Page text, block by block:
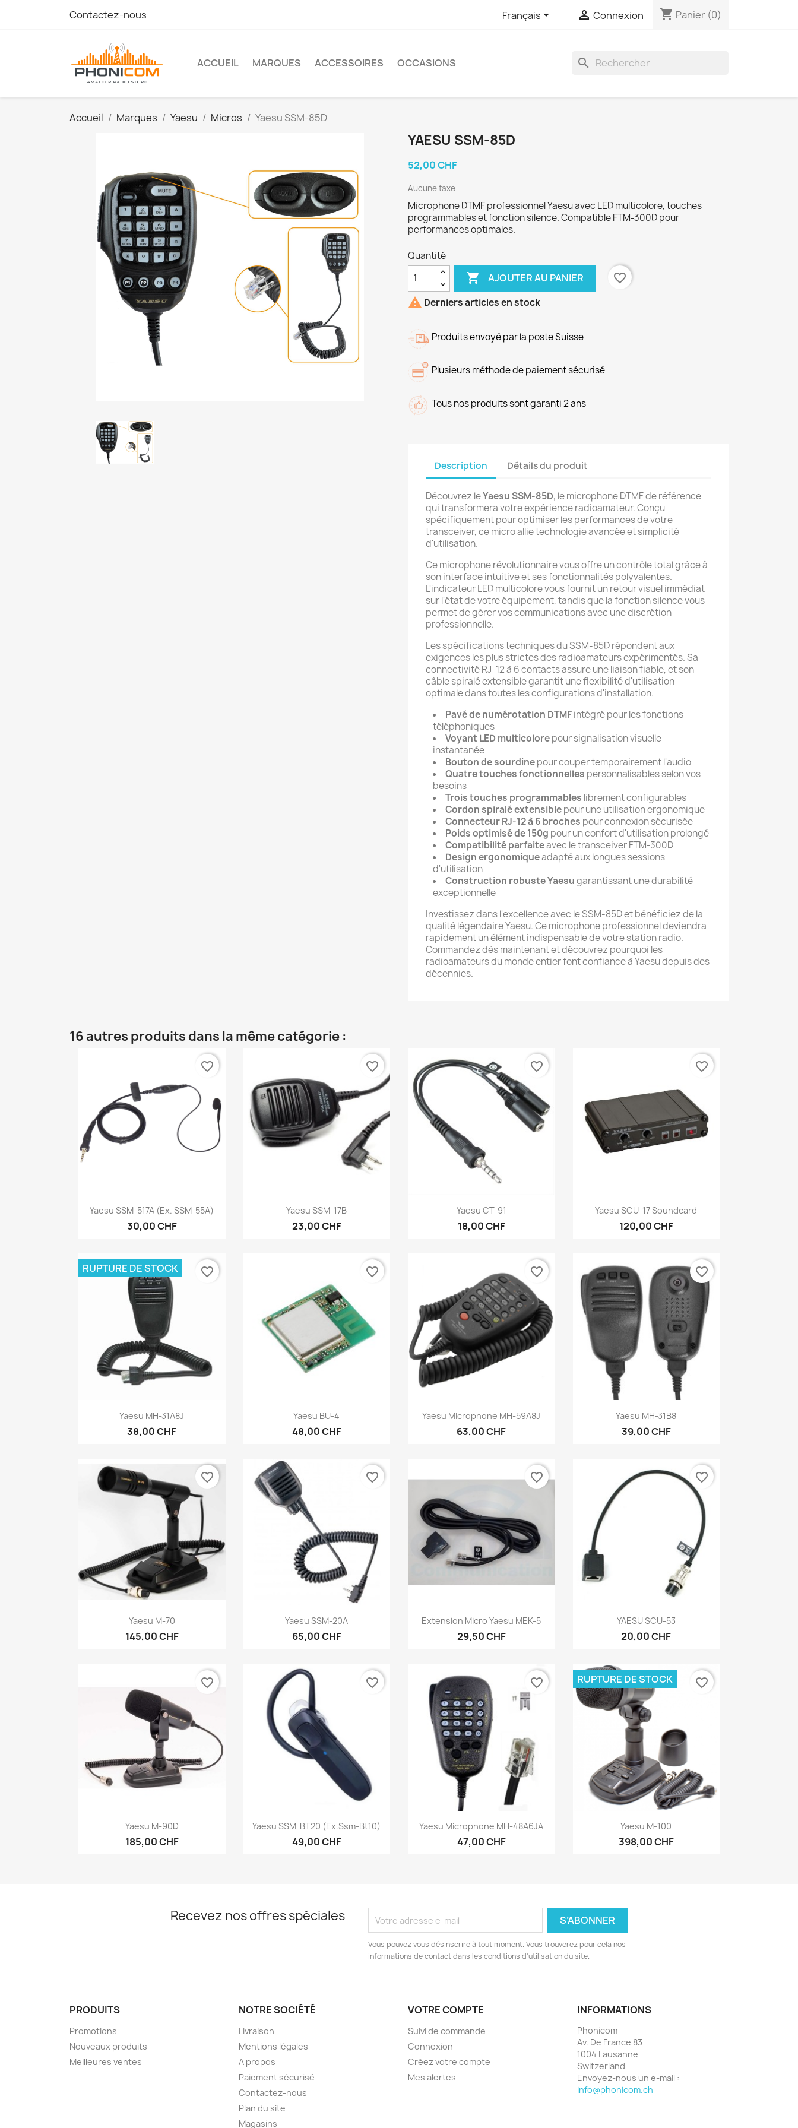
Contactez-nous Français  Connexion shopping_cart Panier (0)
ACCUEIL MARQUES ACCESSOIRES OCCASIONS search
Accueil Marques Yaesu Micros Yaesu SSM-85D
YAESU SSM-85D
52,00 CHF
Aucune taxe
Microphone DTMF professionnel Yaesu avec LED multicolore, touches
programmables et fonction silence. Compatible FTM-300D pour
performances optimales.
Quantité
 AJOUTER AU PANIER
favorite_border
 Derniers articles en stock
Produits envoyé par la poste Suisse
Plusieurs méthode de paiement sécurisé
Tous nos produits sont garanti 2 ans
Description Détails du produit
Découvrez leYaesu SSM-85D, le microphone DTMF de référence
qui transformera votre expérience radioamateur. Conçu
spécifiquement pour optimiser les performances de votre
transceiver, ce micro allie technologie avancée et simplicité
d'utilisation.
Ce microphone révolutionnaire vous offre un contrôle total grâce à
son interface intuitive et ses fonctionnalités polyvalentes.
L'indicateur LED multicolore vous fournit un retour visuel immédiat
sur l'état de votre équipement, tandis que la fonction silence vous
permet de gérer vos communications avec une discrétion
professionnelle.
Les spécifications techniques du SSM-85D répondent aux
exigences les plus strictes des radioamateurs expérimentés. Sa
connectivité RJ-12 à 6 contacts assure une liaison fiable, et son
câble spiralé extensible garantit une flexibilité d'utilisation
optimale dans toutes les configurations d'installation.
Pavé de numérotation DTMFintégré pour les fonctions
téléphoniques
Voyant LED multicolorepour signalisation visuelle
instantanée
Bouton de sourdinepour couper temporairement l'audio
Quatre touches fonctionnelles personnalisables selon vos
besoins
Trois touches programmables librement configurables
Cordon spiralé extensiblepour une utilisation ergonomique
Connecteur RJ-12 à 6 broches pour connexion sécurisée
Poids optimisé de 150g pour un confort d'utilisation prolongé
Compatibilité parfaiteavec le transceiver FTM-300D
Design ergonomiqueadapté aux longues sessions
d'utilisation
Construction robuste Yaesugarantissant une durabilité
exceptionnelle
Investissez dans l'excellence avec le SSM-85D et bénéficiez de la
qualité légendaire Yaesu. Ce microphone professionnel deviendra
rapidement un élément indispensable de votre station radio.
Commandez dès maintenant et découvrez pourquoi les
radioamateurs du monde entier font confiance à Yaesu depuis des
décennies.
16 autres produits dans la même catégorie :
Aperçu rapide
Yaesu SSM-517A (ex. SSM-55A)
30,00 CHF
favorite_border
Aperçu rapide
Yaesu SSM-17B
23,00 CHF
favorite_border
Aperçu rapide
Yaesu CT-91
18,00 CHF
favorite_border
 Aperçu rapide
Yaesu SCU-17 Soundcard
120,00 CHF
favorite_border
Aperçu rapide
Yaesu MH-31A8J
38,00 CHF
RUPTURE DE STOCK favorite_border
Aperçu rapide
Yaesu BU-4
48,00 CHF
favorite_border
Aperçu rapide
Yaesu Microphone MH-59A8J
63,00 CHF
favorite_border
Aperçu rapide
Yaesu MH-31B8
39,00 CHF
favorite_border
Aperçu rapide
Yaesu M-70
145,00 CHF
favorite_border
Aperçu rapide
Yaesu SSM-20A
65,00 CHF
favorite_border
Aperçu rapide
Extension Micro Yaesu MEK-5
29,50 CHF
favorite_border
Aperçu rapide
YAESU SCU-53
20,00 CHF
favorite_border
Aperçu rapide
Yaesu M-90D
185,00 CHF
favorite_border
Aperçu rapide
Yaesu SSM-BT20 (ex.ssm-Bt10)
49,00 CHF
favorite_border
Aperçu rapide
Yaesu Microphone MH-48A6JA
47,00 CHF
favorite_border
Aperçu rapide
Yaesu M-100
398,00 CHF
RUPTURE DE STOCK favorite_border
Recevez nos offres spéciales
Vous pouvez vous désinscrire à tout moment. Vous trouverez pour cela nos
informations de contact dans les conditions d'utilisation du site.
PRODUITS
Promotions
Nouveaux produits
Meilleures ventes
NOTRE SOCIÉTÉ
Livraison
Mentions légales
A propos
Paiement sécurisé
Contactez-nous
Plan du site
Magasins
VOTRE COMPTE
Suivi de commande
Connexion
Créez votre compte
Mes alertes
INFORMATIONS
Phonicom
Av. De France 83
1004 Lausanne
Switzerland
Envoyez-nous un e-mail :
info@phonicom.ch